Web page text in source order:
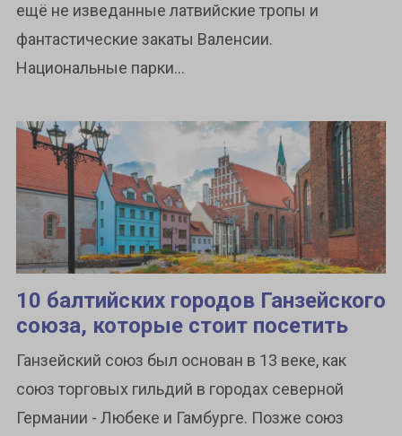
ещё не изведанные латвийские тропы и
фантастические закаты Валенсии.
Национальные парки...
10 балтийских городов Ганзейского
союза, которые стоит посетить
Ганзейский союз был основан в 13 веке, как
союз торговых гильдий в городах северной
Германии - Любеке и Гамбурге. Позже союз